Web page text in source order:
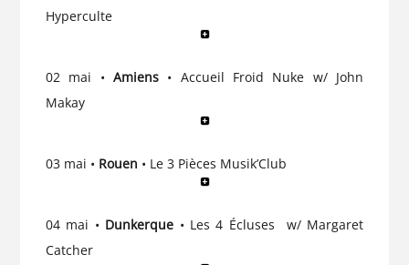
Hyperculte
02 mai • Amiens• Accueil Froid Nuke w/ John
Makay
03 mai • Rouen • Le 3 Pièces Musik’Club
04 mai • Dunkerque • Les 4 Écluses w/ Margaret
Catcher